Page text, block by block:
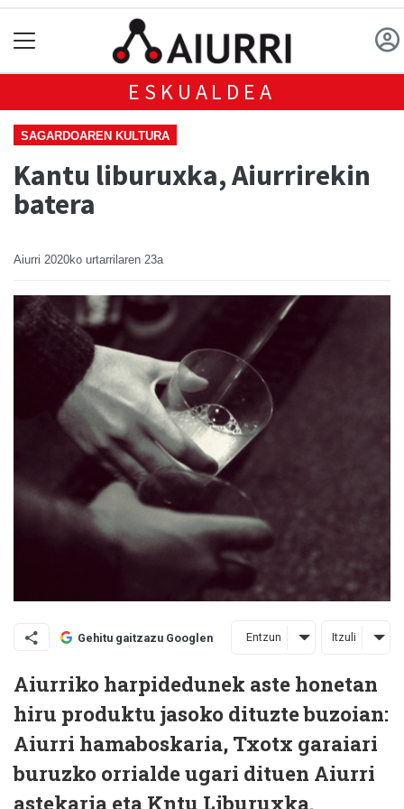
ESKUALDEA
SAGARDOAREN KULTURA
Kantu liburuxka, Aiurrirekin
batera
Aiurri 2020ko urtarrilaren 23a
Gehitu gaitzazu Googlen Entzun Itzuli
Aiurriko harpidedunek aste honetan
hiru produktu jasoko dituzte buzoian:
Aiurri hamaboskaria, Txotx garaiari
buruzko orrialde ugari dituen Aiurri
astekaria eta Kntu Liburuxka.